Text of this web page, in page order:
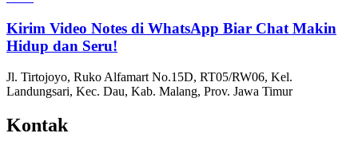
Kirim Video Notes di WhatsApp Biar Chat Makin
Hidup dan Seru!
Jl. Tirtojoyo, Ruko Alfamart No.15D, RT05/RW06, Kel.
Landungsari, Kec. Dau, Kab. Malang, Prov. Jawa Timur
Kontak